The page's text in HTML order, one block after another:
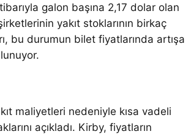
galon başına 2,17 dolar olan
yakıt stoklarının birkaç
bu durumun bilet fiyatlarında artışa
maliyetleri nedeniyle kısa vadeli
açıkladı. Kirby, fiyatların